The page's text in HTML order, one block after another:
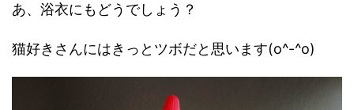
あ、浴衣にもどうでしょう？
猫好きさんにはきっとツボだと思います(o^-^o)